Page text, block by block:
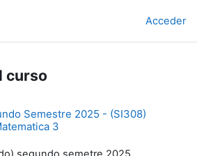
Acceder
curso
Semestre 2025 - (SI308)
3